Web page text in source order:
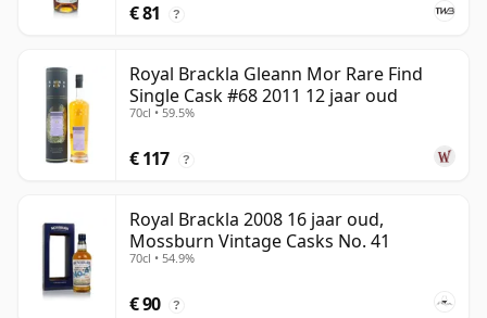
€ 81 ?
Royal Brackla Gleann Mor Rare Find
Single Cask #68 2011 12 jaar oud
70cl • 59.5%
€ 117 ?
Royal Brackla 2008 16 jaar oud,
Mossburn Vintage Casks No. 41
70cl • 54.9%
€ 90 ?